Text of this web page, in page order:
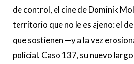
de control, el cine de Dominik
territorio que no le es ajeno: el
que sostienen —y a la vez
policial. Caso 137, su nuevo